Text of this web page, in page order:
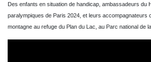
Des enfants en situation de handicap, ambassadeurs du
paralympiques de Paris 2024, et leurs accompagnateurs
montagne au refuge du Plan du Lac, au Parc national de